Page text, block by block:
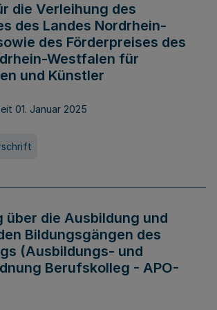
die Verleihung des
des Landes Nordrhein-
des Förderpreises des
Westfalen für
und Künstler
01. Januar 2025
über die Ausbildung und
Bildungsgängen des
(Ausbildungs- und
Berufskolleg - APO-